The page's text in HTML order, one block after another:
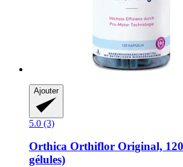
Ajouter
5.0 (3)
Orthica Orthiflor Original, 120
gélules)